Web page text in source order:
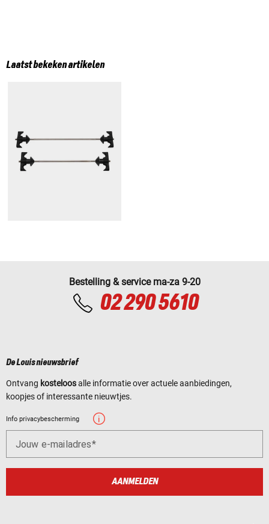
Laatst bekeken artikelen
Bestelling & service ma-za 9-20
02 290 5610
De Louis nieuwsbrief
Ontvang kosteloosalle informatie over actuele aanbiedingen,
koopjes of interessante nieuwtjes.
Info privacybescherming
Jouw e-mailadres
AANMELDEN